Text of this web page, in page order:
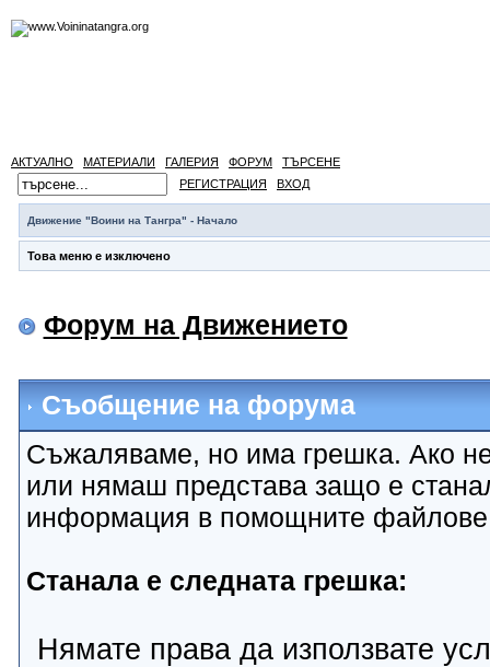
АКТУАЛНО МАТЕРИАЛИ ГАЛЕРИЯ ФОРУМ
ТЪРСЕНЕ
РЕГИСТРАЦИЯ
ВХОД
Движение "Воини на Тангра" - Начало
Това меню е изключено
Форум на Движението
Съобщение на форума
Съжаляваме, но има грешка. Ако
или нямаш представа защо е
информация в помощните
Станала е следната грешка:
Нямате права да използвате